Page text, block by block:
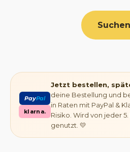
Suchen
PayPal
klarna.
Jetzt bestellen,
deine Bestellung und
in Raten mit PayPal &
Risiko. Wird von jeder
genutzt. 💛